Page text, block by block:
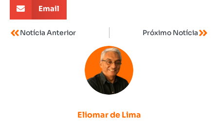
Email
Notícia Anterior Próximo Notícia
Eliomar de Lima